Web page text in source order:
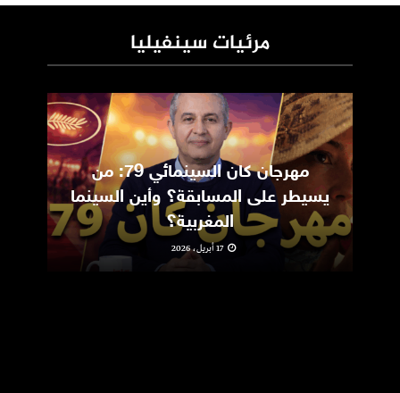
مرئيات سينفيليا
مهرجان كان السينمائي 79: من
يسيطر على المسابقة؟ وأين السينما
المغربية؟
17 أبريل، 2026